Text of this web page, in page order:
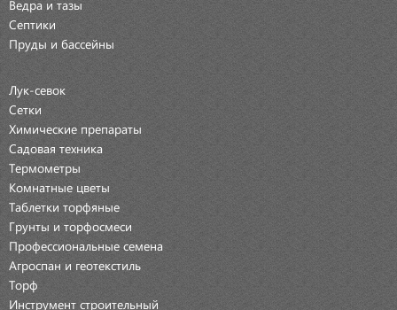
Ведра и тазы
Септики
Пруды и бассейны
Лук-севок
Сетки
Химические препараты
Садовая техника
Термометры
Комнатные цветы
Таблетки торфяные
Грунты и торфосмеси
Профессиональные семена
Агроспан и геотекстиль
Торф
Инструмент строительный